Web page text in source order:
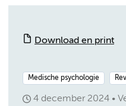
Download en print
Medische psychologie
4 december 2024